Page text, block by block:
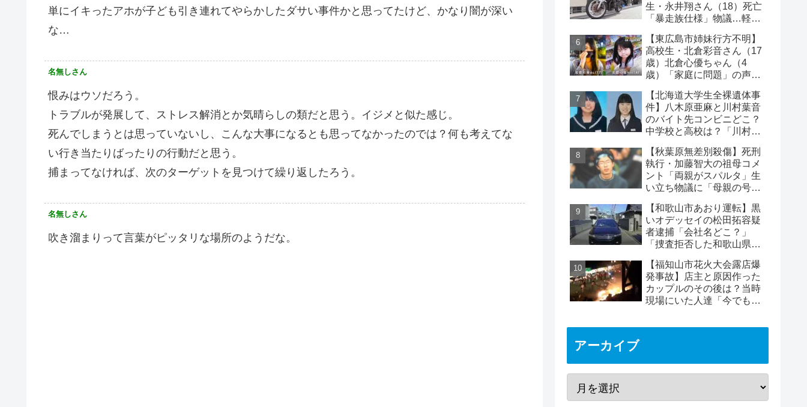
単にイキったアホが子ども引き連れてやらかしたダサい事件かと思ってたけど、かなり闇が深い
な…
名無しさん
恨みはウソだろう。
トラブルが発展して、ストレス解消とか気晴らしの類だと思う。イジメと似た感じ。
死んでしまうとは思っていないし、こんな大事になるとも思ってなかったのでは？何も考えてな
い行き当たりばったりの行動だと思う。
捕まってなければ、次のターゲットを見つけて繰り返したろう。
名無しさん
吹き溜まりって言葉がピッタリな場所のようだな。
生・永井翔さん（18）死亡
「暴走族仕様」物議…軽自
【東広島市姉妹行方不明】
高校生・北倉彩音さん（17
歳）北倉心優ちゃん（4
歳）「家庭に問題」の声…
【北海道大学生全裸遺体事
件】八木原亜麻と川村葉音
のバイト先コンビニどこ？
中学校と高校は？「川村の
氏」の声も
【秋葉原無差別殺傷】死刑
執行・加藤智大の祖母コメ
ント「両親がスパルタ」生
い立ち物議に「母親の号泣
【和歌山市あおり運転】黒
いオデッセイの松田拓容疑
者逮捕「会社名どこ？」
「捜査拒否した和歌山県
の声
【福知山市花火大会露店爆
発事故】店主と原因作った
カップルのその後は？当時
現場にいた人達「今でも怖
アーカイブ